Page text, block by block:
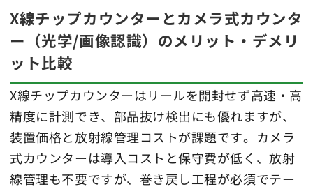
X線チップカウンターとカメラ式カウンタ
ー（光学/画像認識）のメリット・デメリ
ット比較
X線チップカウンターはリールを開封せず高速・高
精度に計測でき、部品抜け検出にも優れますが、
装置価格と放射線管理コストが課題です。カメラ
式カウンターは導入コストと保守費が低く、放射
線管理も不要ですが、巻き戻し工程が必須でテー